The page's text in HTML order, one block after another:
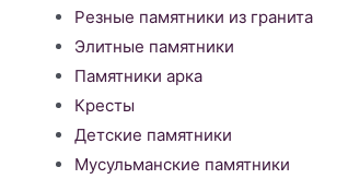
Резные памятники из гранита
Элитные памятники
Памятники арка
Кресты
Детские памятники
Мусульманские памятники